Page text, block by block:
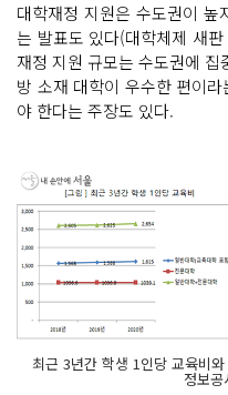
대학재정 지원은 수도권이
는 발표도 있다(대학체제 새
재정 지원 규모는 수도권에
방 소재 대학이 우수한 편이
야 한다는 주장도 있다.
최근 3년간 학생 1인당 교육비
정보